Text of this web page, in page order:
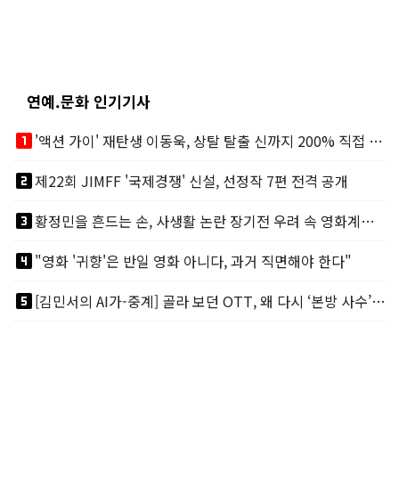
연예.문화 인기기사
looks_one
'액션 가이' 재탄생 이동욱, 상탈 탈출 신까지 200% 직접 소화
looks_two제22회 JIMFF '국제경쟁' 신설, 선정작 7편 전격 공개
looks_3
황정민을 흔드는 손, 사생활 논란 장기전 우려 속 영화계도 리스크
looks_4"영화 '귀향'은 반일 영화 아니다, 과거 직면해야 한다"
looks_5
[김민서의 AI가-중계] 골라 보던 OTT, 왜 다시 ‘본방 사수’를 부르나